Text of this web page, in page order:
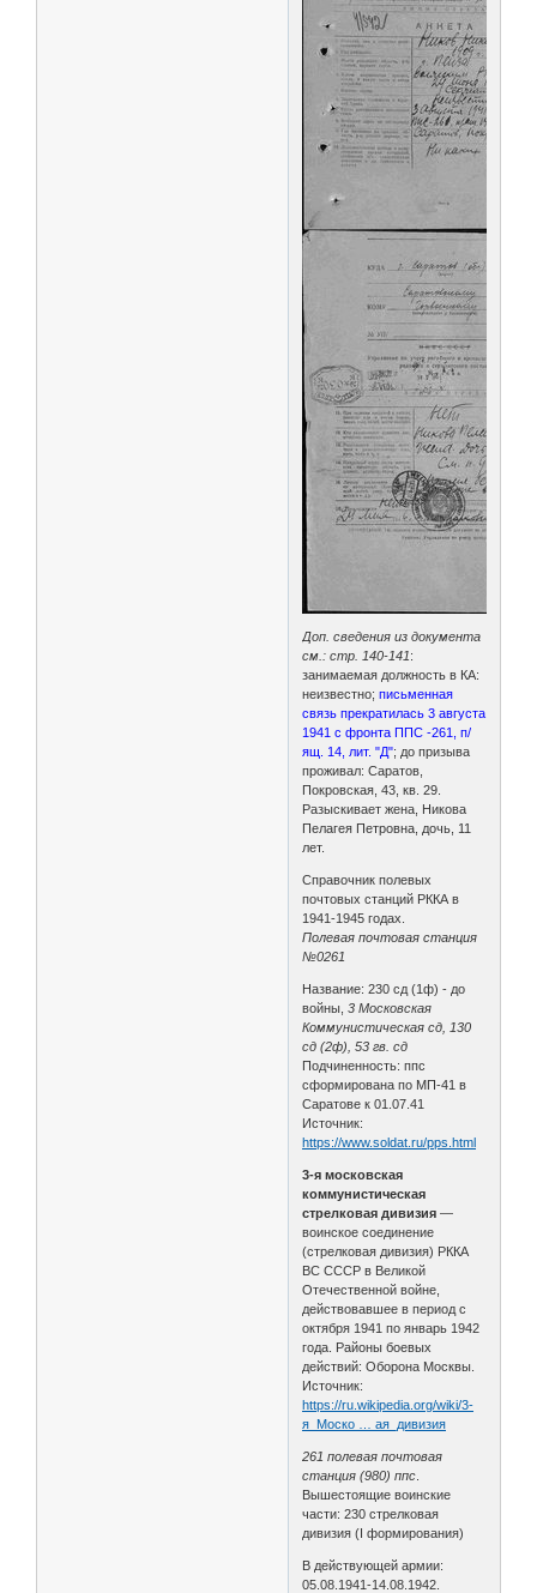
Доп. сведения из документа
см.: стр. 140-141:
занимаемая должность в КА:
неизвестно; письменная
связь прекратилась 3 августа
1941 с фронта ППС -261, п/
ящ. 14, лит. "Д"; до призыва
проживал: Саратов,
Покровская, 43, кв. 29.
Разыскивает жена, Никова
Пелагея Петровна, дочь, 11
лет.
Справочник полевых
почтовых станций РККА в
1941-1945 годах.
Полевая почтовая станция
№0261
Название: 230 сд (1ф) - до
войны,3 Московская
Коммунистическая сд, 130
сд (2ф), 53 гв. сд
Подчиненность: ппс
сформирована по МП-41 в
Саратове к 01.07.41
Источник:
https://www.soldat.ru/pps.html
3-я московская
коммунистическая
стрелковая дивизия—
воинское соединение
(стрелковая дивизия) РККА
ВС СССР в Великой
Отечественной войне,
действовавшее в период с
октября 1941 по январь 1942
года. Районы боевых
действий: Оборона Москвы.
Источник:
https://ru.wikipedia.org/wiki/3-
я_Моско … ая_дивизия
261 полевая почтовая
станция (980) ппс
Вышестоящие воинские
части: 230 стрелковая
дивизия (I формирования)
В действующей армии:
05.08.1941-14.08.1942.